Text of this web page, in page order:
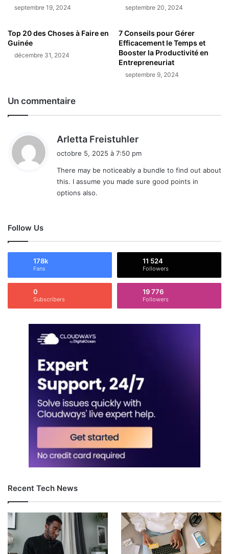
septembre 19, 2024 septembre 20, 2024
Top 20 des Choses à Faire en
Guinée
décembre 31, 2024
7 Conseils pour Gérer
Efficacement le Temps et
Booster la Productivité en
Entrepreneuriat
septembre 9, 2024
Un commentaire
Arletta Freistuhler
:
octobre 5, 2025 à 7:50 pm
There may be noticeably a bundle to find out about
this. I assume you made sure good points in
options also.
Follow Us
178k
Fans
11 524
Followers
0
Subscribers
19 776
Followers
Recent Tech News